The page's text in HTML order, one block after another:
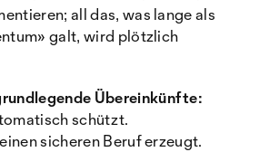
all das, was lange als
galt, wird plötzlich
Übereinkünfte:
schützt.
sicheren Beruf erzeugt.